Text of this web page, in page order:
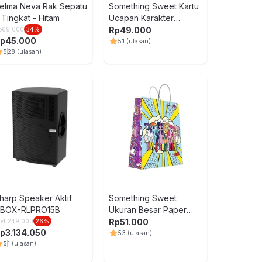
Neva Rak Sepatu
- Hitam
69.000 34%
45.000
528 (ulasan)
Something Sweet Kartu
Ucapan Karakter
Gc2618 Random
Rp49.000
51 (ulasan)
Speaker Aktif
RLPRO15B
4.249.000 26%
3.134.050
51 (ulasan)
Something Sweet
Ukuran Besar Paper
Bag Ba3346
Rp51.000
53 (ulasan)